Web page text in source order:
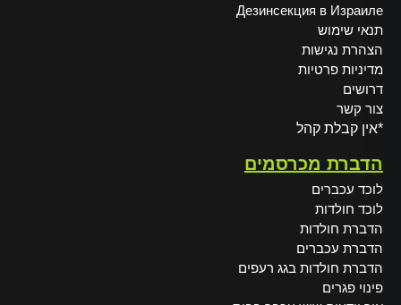
Дезинсекция в Израиле
תנאי שימוש
הצהרת נגישות
מדיניות פרטיות
דרושים
צור קשר
*אין קבלת קהל
הדברת מכרסמים
לוכד עכברים
לוכד חולדות
הדברת חולדות
הדברת עכברים
הדברת חולדות בגג רעפים
פינוי פגרים